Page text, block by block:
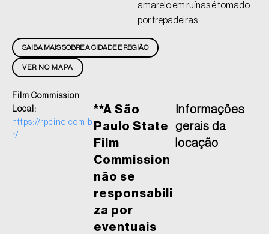
amarelo em ruínas é tomado
por trepadeiras.
VER NO MAPA
SAIBA MAIS SOBRE A CIDADE E REGIÃO
Film Commission
Local:
https://rpcine.com.b
r/
**A São
Paulo State
Film
Commission
não se
responsabili
za por
eventuais
Informações
gerais da
locação